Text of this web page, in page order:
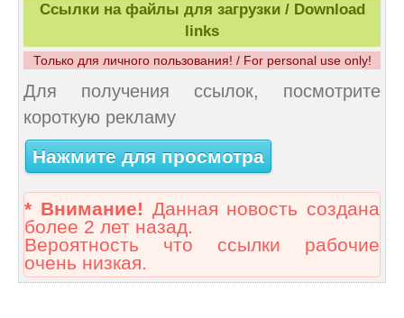
Ссылки на файлы для загрузки / Download
links
Только для личного пользования! / For personal use only!
Для получения ссылок, посмотрите
короткую рекламу
Нажмите для просмотра
* Внимание! Данная новость создана
более 2 лет назад.
Вероятность что ссылки рабочие
очень низкая.